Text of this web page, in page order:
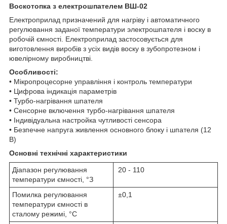
Воскотопка з електрошпателем ВШ-02
Електроприлад призначений для нагріву і автоматичного
регулювання заданої температури электрошпателя і воску в
робочій ємності. Електроприлад застосовується для
виготовлення виробів з усіх видів воску в зубопротезном і
ювелірному виробництві.
Особливості:
• Мікропроцесорне управління і контроль температури
• Цифрова індикація параметрів
• Турбо-нагрівання шпателя
• Сенсорне включення турбо-нагрівання шпателя
• Індивідуальна настройка чутливості сенсора
• Безпечне напруга живлення основного блоку і шпателя (12
В)
Основні технічні характеристики
Діапазон регулювання
температури ємності, °З
20 - 110
Помилка регулювання
температури ємності в
сталому режимі, °С
±0,1